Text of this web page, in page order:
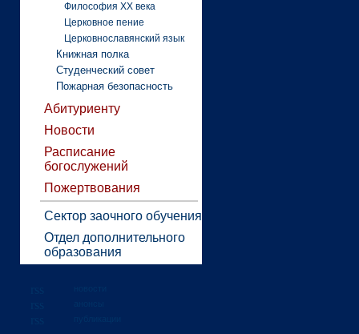
Философия XX века
Церковное пение
Церковнославянский язык
Книжная полка
Студенческий совет
Пожарная безопасность
Абитуриенту
Новости
Расписание
богослужений
Пожертвования
Сектор заочного обучения
Отдел дополнительного
образования